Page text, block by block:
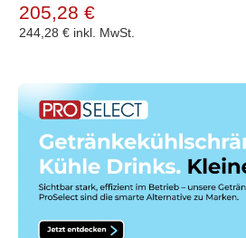
205,28 €
244,28 € inkl. MwSt.